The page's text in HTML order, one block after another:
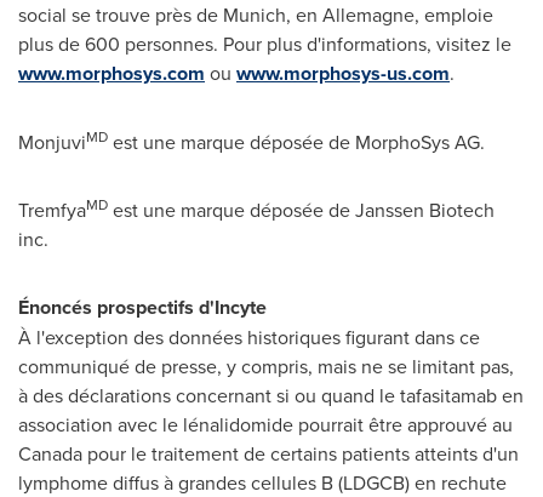
social se trouve près de Munich, en Allemagne, emploie
plus de 600 personnes. Pour plus d'informations, visitez le
www.morphosys.com ou www.morphosys-us.com.
MonjuviMD est une marque déposée de MorphoSys AG.
TremfyaMD est une marque déposée de Janssen Biotech
inc.
Énoncés prospectifs d'Incyte
À l'exception des données historiques figurant dans ce
communiqué de presse, y compris, mais ne se limitant pas,
à des déclarations concernant si ou quand le tafasitamab en
association avec le lénalidomide pourrait être approuvé au
Canada pour le traitement de certains patients atteints d'un
lymphome diffus à grandes cellules B (LDGCB) en rechute